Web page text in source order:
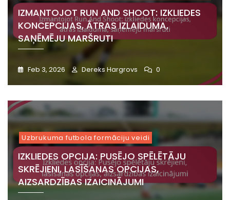
IZMANTOJOT RUN AND SHOOT: IZKLIEDES
KONCEPCIJAS, ĀTRAS IZLAIDUMA,
SAŅĒMĒJU MARŠRUTI
Feb 3, 2026 Dereks Hargrovs 0
Uzbrukuma futbola formāciju veidi
IZKLIEDES OPCIJA: PUSĒJO SPĒLĒTĀJU
SKRĒJIENI, LASĪŠANAS OPCIJAS,
AIZSARDZĪBAS IZAICINĀJUMI